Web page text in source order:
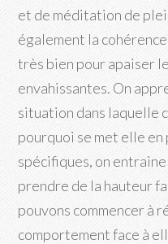
et de méditation de
également la
très bien pour apaiser
envahissantes. On
situation dans laquelle
pourquoi se met elle en
spécifiques, on
prendre de la hauteur
pouvons commencer à
comportement face à